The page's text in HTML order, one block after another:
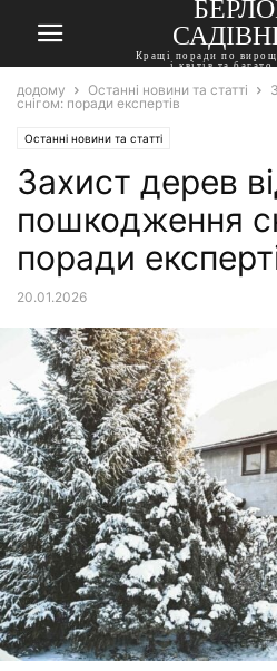
Кращі поради по
і квітів та багато
додому Останні новини та статті
снігом: поради експертів
Останні новини та статті
Захист дерев
пошкодження
поради
20.01.2026